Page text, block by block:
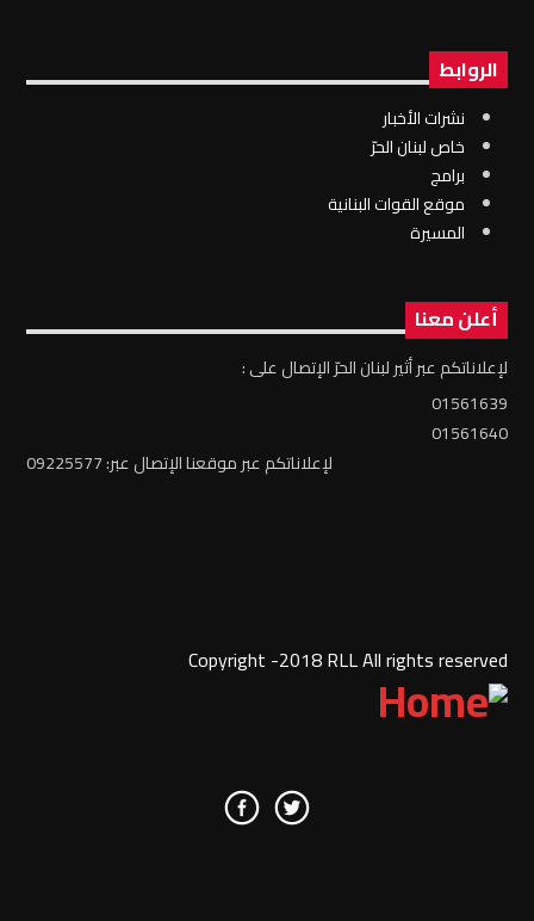
الروابط
نشرات الأخبار
خاص لبنان الحرّ
برامج
موقع القوات البنانية
المسيرة
أعلن معنا
لإعلاناتكم عبر أثير لبنان الحرّ الإتصال على :
01561639
01561640
لإعلاناتكم عبر موقعنا الإتصال عبر: 09225577
Copyright -2018 RLL All rights reserved